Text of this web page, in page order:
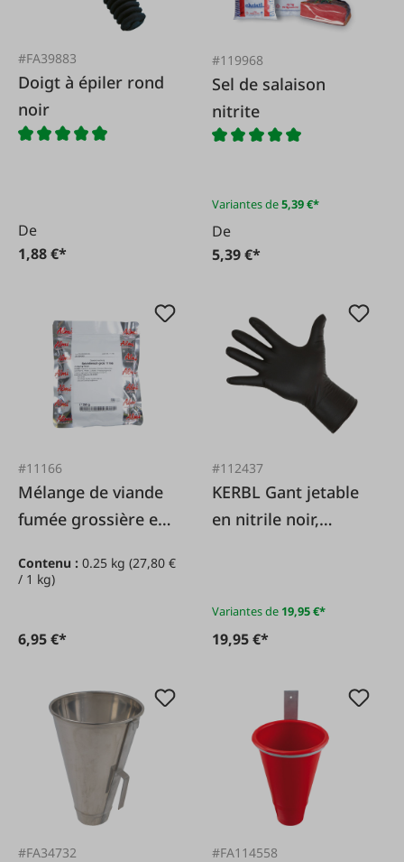
#FA39883
Doigt à épiler rond
noir
De
1,88 €*
#119968
Sel de salaison
nitrite
Variantes de5,39 €*
De
5,39 €*
#11166
Mélange de viande
fumée grossière et
Contenu : 0.25 kg (27,80 €
/ 1 kg)
6,95 €*
#112437
KERBL Gant jetable
en nitrile noir,
Variantes de 19,95 €*
19,95 €*
#FA34732 #FA114558